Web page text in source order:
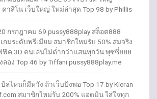
คาสิโน เว็บใหญ่ ใหม่ล่าสุด Top 98 by Phillis
กรกฎาคม 69 pussy888play สล็อต888
กมระดับพรีเมียม สมาชิกใหม่รับ 50% สมจริง
ฟิค 3D คนเล่นไม่ต่ำกว่าแสนทุกวัน พุซซี่888
อง Top 46 by Tiffani pussy888play.me
ลไหนก็มีหวัง ถ้าเว็บปังพอ Top 17 by Kieran
สมาชิกใหม่รับ 200% แอดมิน ใส่ใจทุก